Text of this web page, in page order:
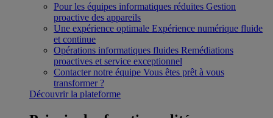
Pour les équipes informatiques réduites Gestion
proactive des appareils
Une expérience optimale Expérience numérique fluide
et continue
Opérations informatiques fluides Remédiations
proactives et service exceptionnel
Contacter notre équipe Vous êtes prêt à vous
transformer ?
Découvrir la plateforme